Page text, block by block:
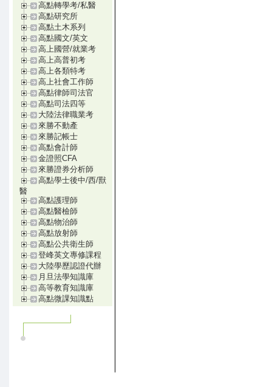
高點轉學考/私醫
高點研究所
高點土木系列
高點國文/英文
高上國營/就業考
高上高普初考
高上各類特考
高上社會工作師
高點律師司法官
高點司法四等
大陸法律職業考
來勝不動產
來勝記帳士
高點會計師
金證照CFA
來勝證券分析師
高點學士後中/西/獸
醫
高點護理師
高點醫檢師
高點物治師
高點放射師
高點公共衛生師
登峰英文專修課程
大陸學歷認證代辦
月旦法學知識庫
高等教育知識庫
高點微課知識點